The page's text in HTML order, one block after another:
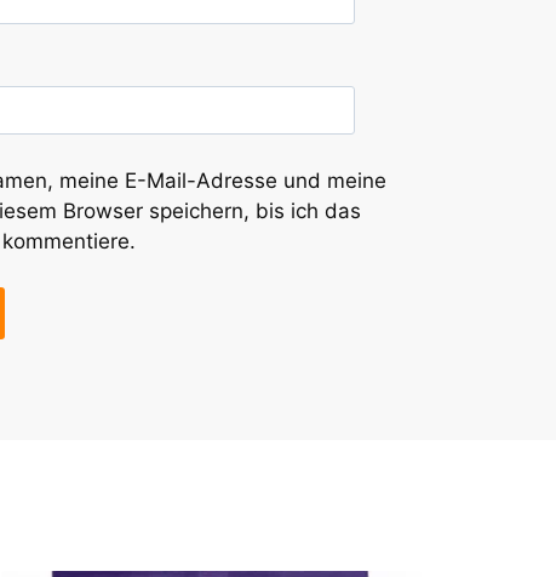
meine E-Mail-Adresse und meine
Browser speichern, bis ich das